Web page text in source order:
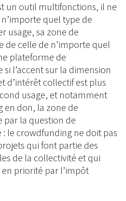
un outil multifonctions, il ne
quel type de
usage, sa zone de
de celle de n’importe quel
plateforme de
l’accent sur la dimension
d’intérêt collectif est plus
usage, et notamment
don, la zone de
par la question de
: le crowdfunding ne doit pas
qui font partie des
de la collectivité et qui
priorité par l’impôt